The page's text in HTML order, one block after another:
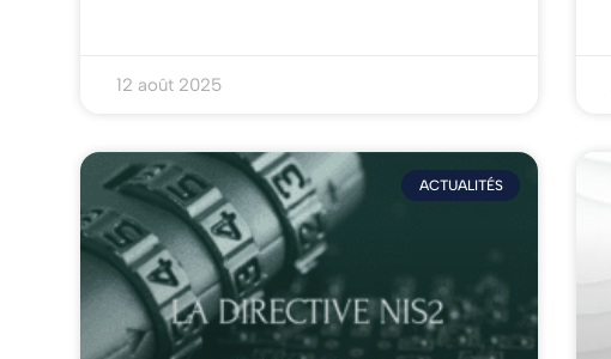
12 août 2025
ACTUALITÉS